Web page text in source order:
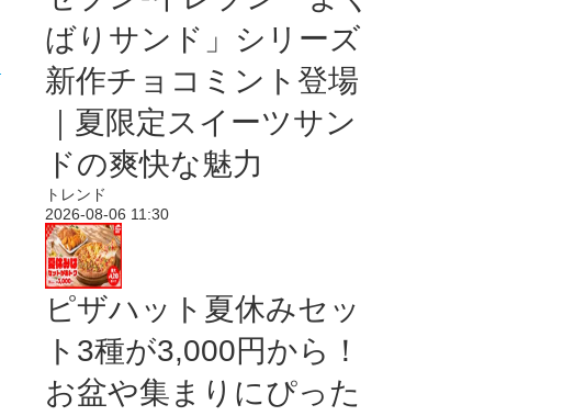
ばりサンド」シリーズ
新作チョコミント登場
｜夏限定スイーツサン
ドの爽快な魅力
トレンド
2026-08-06 11:30
ピザハット夏休みセッ
ト3種が3,000円から！
お盆や集まりにぴった